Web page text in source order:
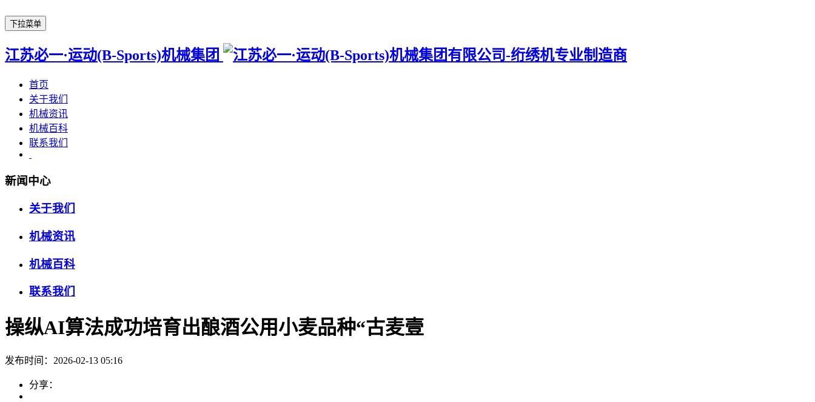
下拉菜单
江苏必一·运动(B-Sports)机械集团
首页
关于我们
机械资讯
机械百科
联系我们
新闻中心
关于我们
机械资讯
机械百科
联系我们
操纵AI算法成功培育出酿酒公用小麦品种“古麦壹
发布时间：2026-02-13 05:16
分享：